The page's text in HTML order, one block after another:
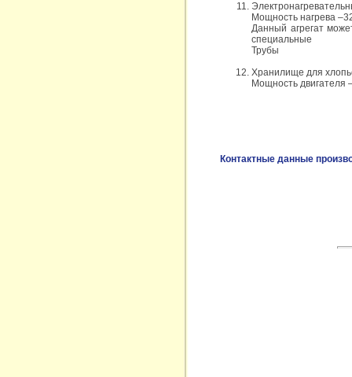
Мощность нагрева
Данный агрегат
специальные
Трубы
Хранилище для
Мощность
Контактные данные